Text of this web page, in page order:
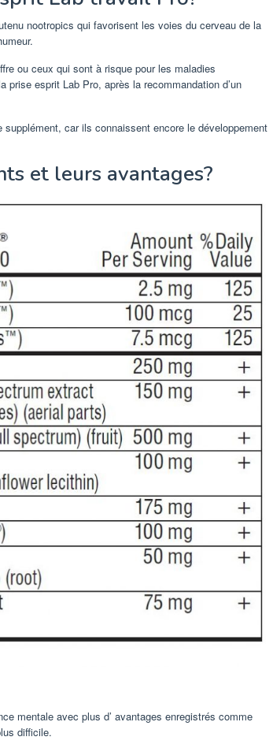
nootropics qui favorisent les voies du cerveau de la
ou ceux qui sont à risque pour les maladies
esprit Lab Pro, après la recommandation d’un
car ils connaissent encore le développement
et leurs avantages?
mentale avec plus d’ avantages enregistrés comme
difficile.